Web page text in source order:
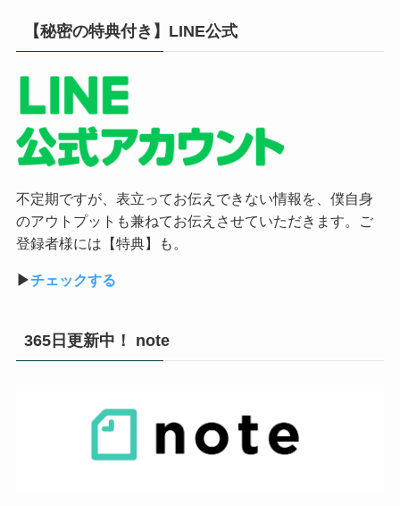
【秘密の特典付き】LINE公式
不定期ですが、表立ってお伝えできない情報を、僕自身
のアウトプットも兼ねてお伝えさせていただきます。ご
登録者様には【特典】も。
▶︎チェックする
365日更新中！ note